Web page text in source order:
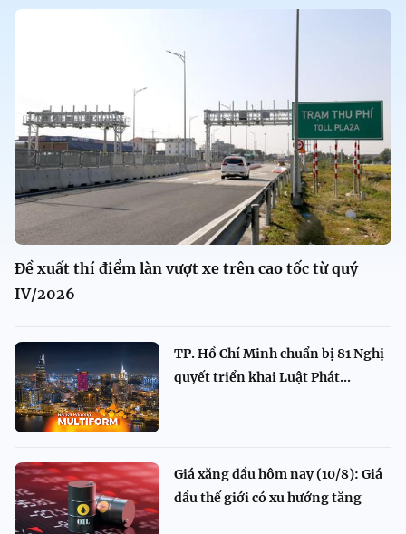
Đề xuất thí điểm làn vượt xe trên cao tốc từ quý
IV/2026
TP. Hồ Chí Minh chuẩn bị 81 Nghị
quyết triển khai Luật Phát...
Giá xăng dầu hôm nay (10/8): Giá
dầu thế giới có xu hướng tăng